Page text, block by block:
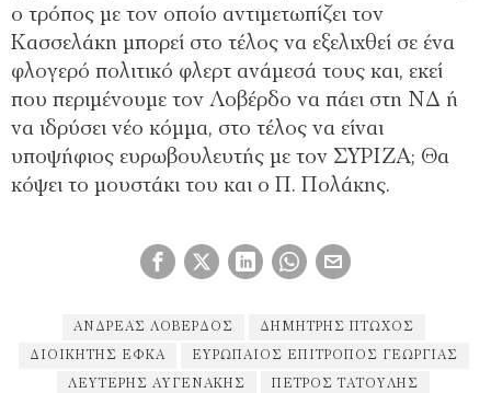
ο τρόπος με τον οποίο αντιμετωπίζει τον
Κασσελάκη μπορεί στο τέλος να εξελιχθεί σε ένα
φλογερό πολιτικό φλερτ ανάμεσά τους και, εκεί
που περιμένουμε τον Λοβέρδο να πάει στη ΝΔ ή
να ιδρύσει νέο κόμμα, στο τέλος να είναι
υποψήφιος ευρωβουλευτής με τον ΣΥΡΙΖΑ; Θα
κόψει το μουστάκι του και ο Π. Πολάκης.
ΑΝΔΡΕΑΣ ΛΟΒΈΡΔΟΣ ΔΗΜΉΤΡΗΣ ΠΤΩΧΌΣ
ΔΙΟΙΚΗΤΉΣ ΕΦΚΑ ΕΥΡΩΠΑΊΟΣ ΕΠΊΤΡΟΠΟΣ ΓΕΩΡΓΊΑΣ
ΛΕΥΤΈΡΗΣ ΑΥΓΕΝΆΚΗΣ ΠΈΤΡΟΣ ΤΑΤΟΎΛΗΣ